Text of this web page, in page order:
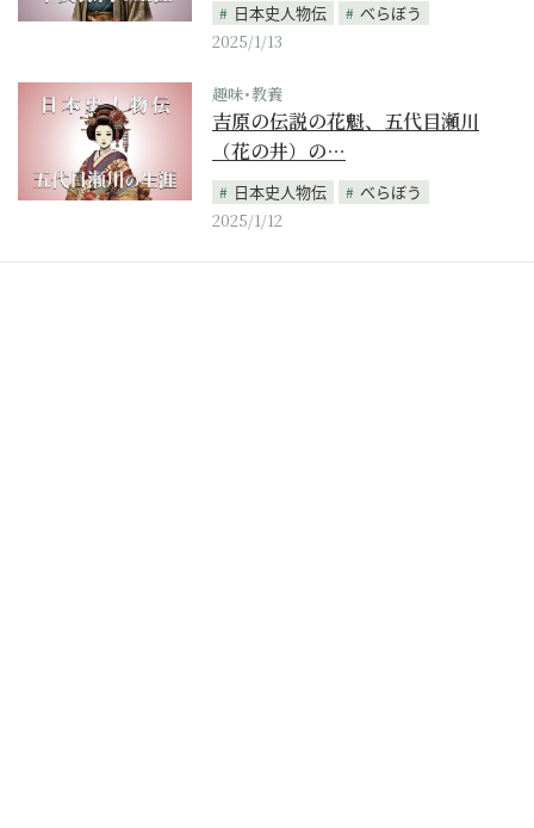
日本史人物伝
べらぼう
2025/1/13
趣味･教養
吉原の伝説の花魁、五代目瀬川
（花の井）の…
日本史人物伝
べらぼう
2025/1/12